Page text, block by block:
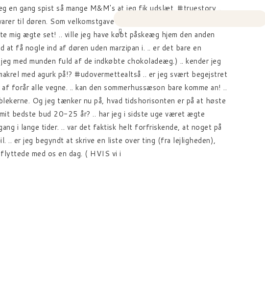
en gang spist så mange M&M's at jeg fik udslæt. #truestory ..
til døren. Som velkomstgave fik vi en M&M's-pose med i
mig ægte set! .. ville jeg have købt påskeæg hjem den anden
at få nogle ind af døren uden marzipan i. .. er det bare en
med munden fuld af de indkøbte chokoladeæg.) .. kender jeg
med agurk på!? #udovermettealtså .. er jeg svært begejstret
forår alle vegne. .. kan den sommerhussæson bare komme an! ..
Og jeg tænker nu på, hvad tidshorisonten er på at høste
bedste bud 20-25 år? .. har jeg i sidste uge været ægte
i lange tider. .. var det faktisk helt forfriskende, at noget på
.. er jeg begyndt at skrive en liste over ting (fra lejligheden),
med os en dag. ( HVIS vi i